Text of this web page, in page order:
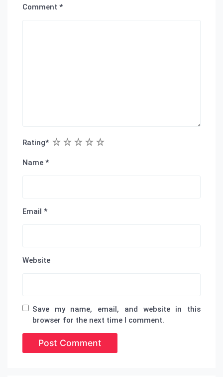
Comment *
Rating* 5
4
3
2
1
Name *
Email *
Website
Save my name, email, and website in this
browser for the next time I comment.